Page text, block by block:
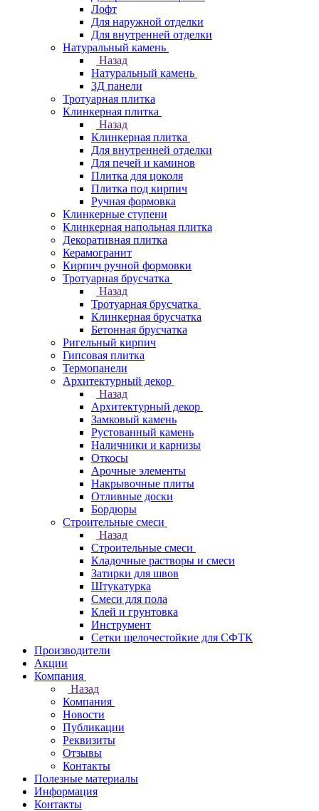
Лофт
Для наружной отделки
Для внутренней отделки
Натуральный камень
Назад
Натуральный камень
3Д панели
Тротуарная плитка
Клинкерная плитка
Назад
Клинкерная плитка
Для внутренней отделки
Для печей и каминов
Плитка для цоколя
Плитка под кирпич
Ручная формовка
Клинкерные ступени
Клинкерная напольная плитка
Декоративная плитка
Керамогранит
Кирпич ручной формовки
Тротуарная брусчатка
Назад
Тротуарная брусчатка
Клинкерная брусчатка
Бетонная брусчатка
Ригельный кирпич
Гипсовая плитка
Термопанели
Архитектурный декор
Назад
Архитектурный декор
Замковый камень
Рустованный камень
Наличники и карнизы
Откосы
Арочные элементы
Накрывочные плиты
Отливные доски
Бордюры
Строительные смеси
Назад
Строительные смеси
Кладочные растворы и смеси
Затирки для швов
Штукатурка
Смеси для пола
Клей и грунтовка
Инструмент
Сетки щелочестойкие для СФТК
Производители
Акции
Компания
Назад
Компания
Новости
Публикации
Реквизиты
Отзывы
Контакты
Полезные материалы
Информация
Контакты